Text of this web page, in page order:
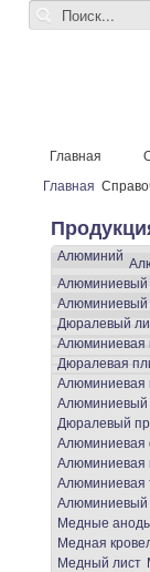
Главная
Главная
Алюминий
Алюминиевый
Алюминиевый
Дюралевый
Алюминиевая
Дюралевая
Алюминиевая
Алюминиевый
Дюралевый
Алюминиевая
Алюминиевая
Алюминиевая
Алюминиевый
Медные
Медная
Медный лист